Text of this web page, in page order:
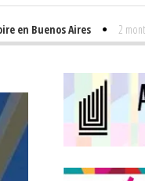
Aires 2 months ago -